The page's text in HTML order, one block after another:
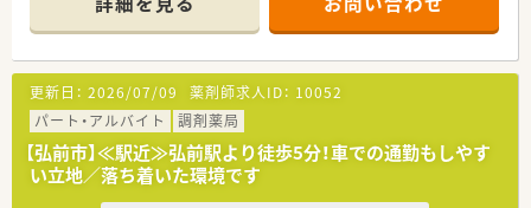
更新日： 2026/07/09 薬剤師求人ID： 10052
パート・アルバイト
調剤薬局
【弘前市】≪駅近≫弘前駅より徒歩5分！車での通勤もしやす
い立地／落ち着いた環境です